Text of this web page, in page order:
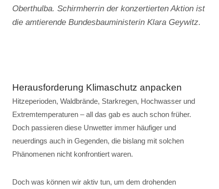
Oberthulba. Schirmherrin der konzertierten Aktion ist
die amtierende Bundesbauministerin Klara Geywitz.
Herausforderung Klimaschutz anpacken
Hitzeperioden, Waldbrände, Starkregen, Hochwasser und
Extremtemperaturen – all das gab es auch schon früher.
Doch passieren diese Unwetter immer häufiger und
neuerdings auch in Gegenden, die bislang mit solchen
Phänomenen nicht konfrontiert waren.
Doch was können wir aktiv tun, um dem drohenden